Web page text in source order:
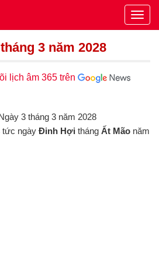
3 năm 2028
lịch âm 365 trên
3 tháng 3 năm 2028
tức ngày Đinh Hợi tháng Ất Mão năm